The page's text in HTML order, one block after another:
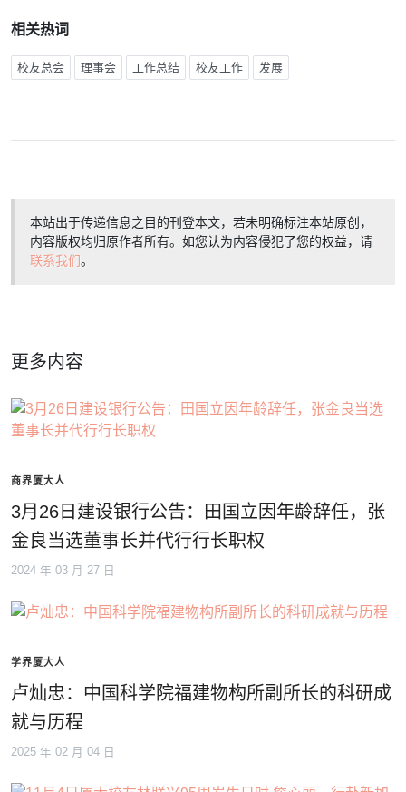
相关热词
校友总会 理事会 工作总结 校友工作 发展
本站出于传递信息之目的刊登本文，若未明确标注本站原创，
内容版权均归原作者所有。如您认为内容侵犯了您的权益，请
联系我们。
更多内容
商界厦大人
3月26日建设银行公告：田国立因年龄辞任，张
金良当选董事长并代行行长职权
2024 年 03 月 27 日
学界厦大人
卢灿忠：中国科学院福建物构所副所长的科研成
就与历程
2025 年 02 月 04 日